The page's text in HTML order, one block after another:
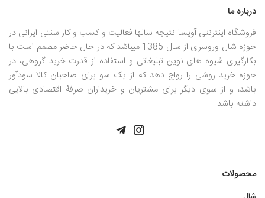
درباره ما
فروشگاه اینترنتی آویسا نتیجه سالها فعالیت و کسب و کار سنتی ایرانی در
حوزه شال وروسری از سال 1385 میباشد که در حال حاضر مصمم است با
بکارگیری شیوه های نوین تبلیغاتی و استفاده از قدرت خرید گروهی، در
حوزه خرید روشی را رواج دهد که از یک سو برای صاحبان کالا سودآور
باشد، و از سوی دیگر برای مشتریان و خریداران صرفۀ اقتصادی بالایی
داشته باشد.
محصولات